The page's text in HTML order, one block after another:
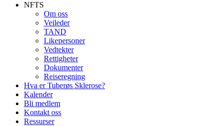
NFTS
Om oss
Veileder
TAND
Likepersoner
Vedtekter
Rettigheter
Dokumenter
Reiseregning
Hva er Tuberøs Sklerose?
Kalender
Bli medlem
Kontakt oss
Ressurser